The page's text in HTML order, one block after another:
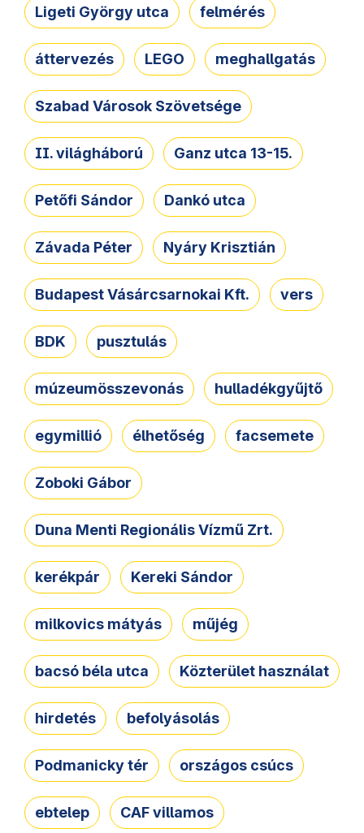
Ligeti György utca felmérés
áttervezés LEGO meghallgatás
Szabad Városok Szövetsége
II. világháború Ganz utca 13-15.
Petőfi Sándor Dankó utca
Závada Péter Nyáry Krisztián
Budapest Vásárcsarnokai Kft. vers
BDK pusztulás
múzeumösszevonás hulladékgyűjtő
egymillió élhetőség facsemete
Zoboki Gábor
Duna Menti Regionális Vízmű Zrt.
kerékpár Kereki Sándor
milkovics mátyás műjég
bacsó béla utca Közterület használat
hirdetés befolyásolás
Podmanicky tér országos csúcs
ebtelep CAF villamos